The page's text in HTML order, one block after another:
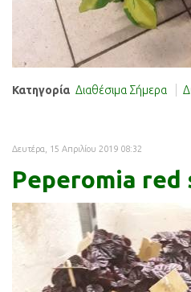
Κατηγορία Διαθέσιμα Σήμερα
Δευτέρα, 15 Απριλίου 2019 08:32
Peperomia red